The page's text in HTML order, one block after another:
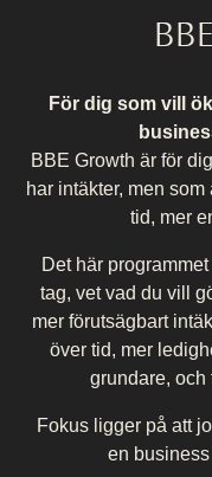
För dig som vill
BBE Growth är för
har intäkter, men
tid, mer
Det här
tag, vet vad du vill
mer förutsägbart
över tid, mer
grundare, och
Fokus ligger på att
en